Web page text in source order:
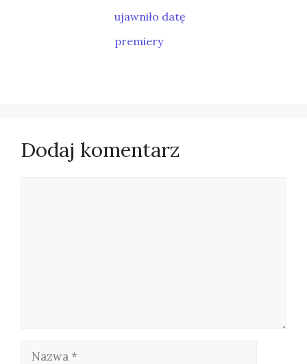
ujawniło datę
premiery
Dodaj komentarz